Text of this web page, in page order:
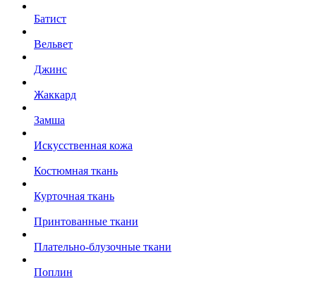
Батист
Вельвет
Джинс
Жаккард
Замша
Искусственная кожа
Костюмная ткань
Курточная ткань
Принтованные ткани
Плательно-блузочные ткани
Поплин